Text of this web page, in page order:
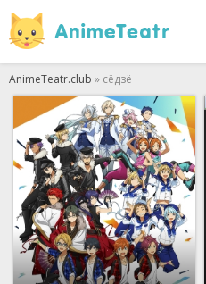
AnimeTeatr.club » сёдзё